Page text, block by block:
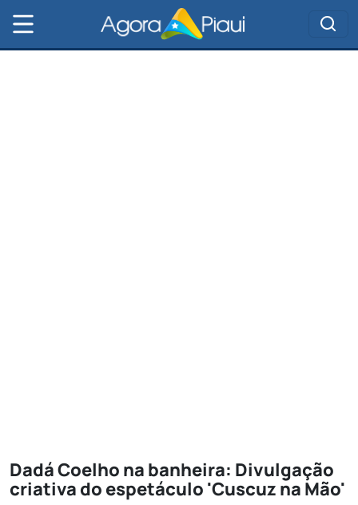
Dadá Coelho na banheira: Divulgação
criativa do espetáculo 'Cuscuz na Mão'